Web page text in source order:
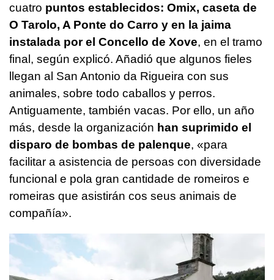
cuatro puntos establecidos: Omix, caseta de
O Tarolo, A Ponte do Carro y en la jaima
instalada por el Concello de Xove, en el tramo
final, según explicó. Añadió que algunos fieles
llegan al San Antonio da Rigueira con sus
animales, sobre todo caballos y perros.
Antiguamente, también vacas. Por ello, un año
más, desde la organización han suprimido el
disparo de bombas de palenque, «para
facilitar a asistencia de persoas con diversidade
funcional e pola gran cantidade de romeiros e
romeiras que asistirán cos seus animais de
compañía».